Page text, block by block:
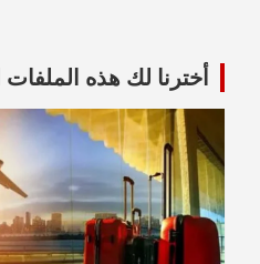
أخترنا لك هذه الملفات